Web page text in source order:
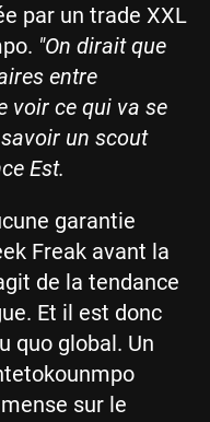
par un trade XXL
"On dirait que
entre
voir ce qui va se
un scout
Est.
garantie
Freak avant la
de la tendance
Et il est donc
quo global. Un
sur le